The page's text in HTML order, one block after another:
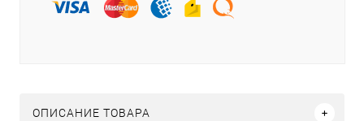
ОПИСАНИЕ ТОВАРА